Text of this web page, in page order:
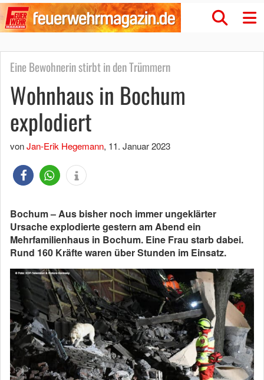
Eine Bewohnerin stirbt in den Trümmern
Wohnhaus in Bochum
explodiert
vonJan-Erik Hegemann, 11. Januar 2023
Bochum – Aus bisher noch immer ungeklärter
Ursache explodierte gestern am Abend ein
Mehrfamilienhaus in Bochum. Eine Frau starb dabei.
Rund 160 Kräfte waren über Stunden im Einsatz.